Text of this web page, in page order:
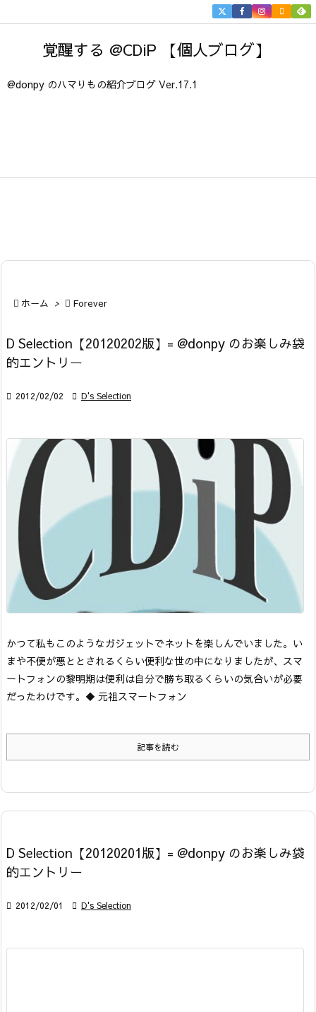
覚醒する @CDiP 【個人ブログ】
@donpy のハマりもの紹介ブログ Ver.17.1


 ホーム >  Forever
D Selection【20120202版】= @donpy のお楽しみ袋
的エントリー
 2012/02/02  D's Selection
かつて私もこのようなガジェットでネットを楽しんでいました。い
まや不便が悪ととされるくらい便利な世の中になりましたが、スマ
ートフォンの黎明期は便利は自分で勝ち取るくらいの気合いが必要
だったわけです。 ◆ 元祖スマートフォン
記事を読む
D Selection【20120201版】= @donpy のお楽しみ袋
的エントリー
 2012/02/01  D's Selection